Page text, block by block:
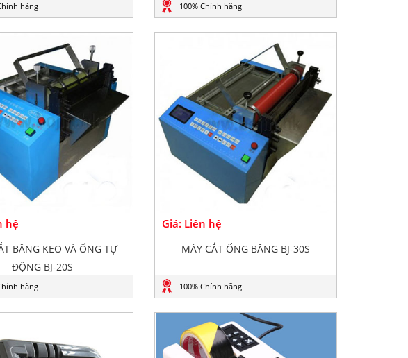
hãng 100% Chính hãng
hệ
BĂNG KEO VÀ ỐNG TỰ
ĐỘNG BJ-20S
hãng
Giá: Liên hệ
MÁY CẮT ỐNG BĂNG BJ-30S
100% Chính hãng